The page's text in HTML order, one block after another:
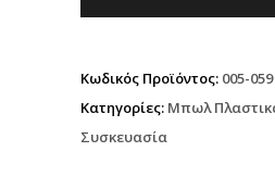
Κωδικός Προϊόντος: 005-059
Κατηγορίες: Μπωλ
Συσκευασία